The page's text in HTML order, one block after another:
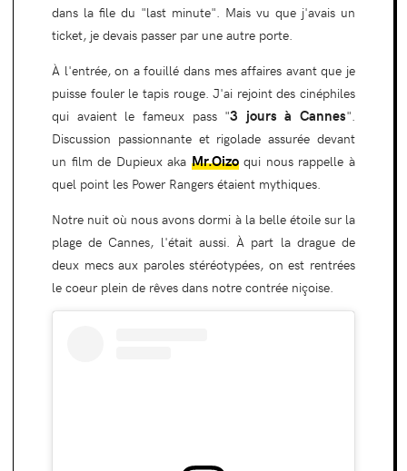
dans la file du "last minute". Mais vu que j'avais un
ticket, je devais passer par une autre porte.
À l'entrée, on a fouillé dans mes affaires avant que je
puisse fouler le tapis rouge. J'ai rejoint des cinéphiles
qui avaient le fameux pass "3 jours à Cannes".
Discussion passionnante et rigolade assurée devant
un film de Dupieux aka Mr.Oizoqui nous rappelle à
quel point les Power Rangers étaient mythiques.
Notre nuit où nous avons dormi à la belle étoile sur la
plage de Cannes, l'était aussi. À part la drague de
deux mecs aux paroles stéréotypées, on est rentrées
le coeur plein de rêves dans notre contrée niçoise.